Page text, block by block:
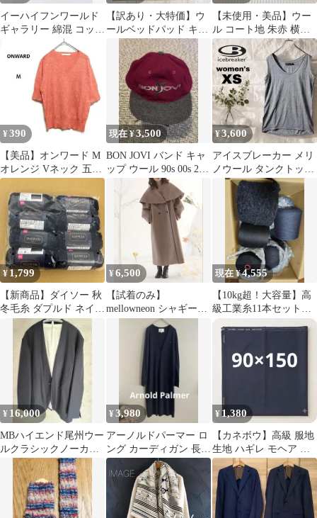
イーハイフンワールド
ギャラリー 綿混 コット
ン 濃緑 薄手 ニットカ
ーディガンF
【訳あり・大特価】ウ
ールベッドパッド キン
グサイズ
（180×197cm）洗える
天然素材 CH-P702K
【未使用・美品】ウー
ル コート地 朱赤 横段
柄 反物 呉服店在庫品
¥ 390
【美品】オンワード М
オレンジ Vネック 五分
袖ニット 綿 毛 肌触り
◎ 上品
現在 ¥3,500
BON JOVI バンド キャ
ップ ウール 90s 00s 2ト
¥3,600
アイスブレーカー メリ
ノウール タンクトップ
XS グレー Cool-Lite
¥1,799
【新商品】ダイソー 秋
冬毛糸 ダプルド ネイビ
ー 8個セット 新品未使
¥6,500
【試着のみ】
mellowneon シャギーロ
ングコート ブラウン
現在 ¥4,555
【10kg超！大容量】高
級工業糸11本セットカ
ネン・ブークレ
¥ 16,000
MBハイエンド尾州ウー
ルクラシックノーカラ
ーJKT
¥3,980
アーノルドパーマー ロ
ング カーディガン 長袖
ネイビー 海外 ブランド
¥1,380
【カネボウ】高級 服地
生地 ハギレ モヘア ウ
ール混 ネイビー 約
90×150